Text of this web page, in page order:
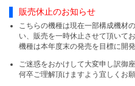
販売休止のお知らせ
こちらの機種は現在一部構成機材
い、販売を一時休止させて頂いて
機種は本年度末の発売を目標に開発
ご迷惑をおかけして大変申し訳御
何卒ご理解頂けますよう宜しくお願